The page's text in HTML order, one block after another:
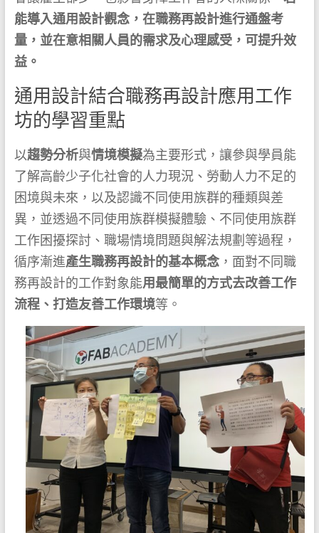
能導入通用設計觀念，在職務再設計進行通盤考
量，並在意相關人員的需求及心理感受，可提升效
益。
通用設計結合職務再設計應用工作
坊的學習重點
以趨勢分析與情境模擬為主要形式，讓參與學員能
了解高齡少子化社會的人力現況、勞動人力不足的
困境與未來，以及認識不同使用族群的種類與差
異，並透過不同使用族群模擬體驗、不同使用族群
工作困擾探討、職場情境問題與解法規劃等過程，
循序漸進產生職務再設計的基本概念，面對不同職
務再設計的工作對象能用最簡單的方式去改善工作
流程、打造友善工作環境等。